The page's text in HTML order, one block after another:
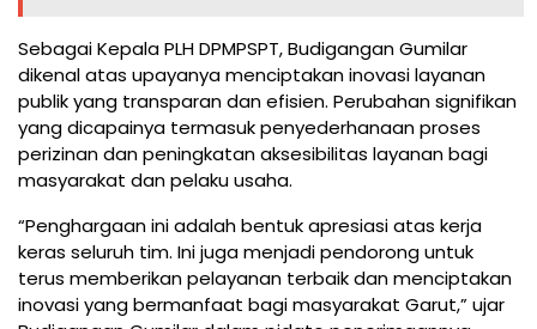
Sebagai Kepala PLH DPMPSPT, Budigangan Gumilar
dikenal atas upayanya menciptakan inovasi layanan
publik yang transparan dan efisien. Perubahan signifikan
yang dicapainya termasuk penyederhanaan proses
perizinan dan peningkatan aksesibilitas layanan bagi
masyarakat dan pelaku usaha.
“Penghargaan ini adalah bentuk apresiasi atas kerja
keras seluruh tim. Ini juga menjadi pendorong untuk
terus memberikan pelayanan terbaik dan menciptakan
inovasi yang bermanfaat bagi masyarakat Garut,” ujar